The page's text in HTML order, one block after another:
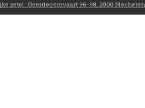
zetel: Geerdegemvaart 96-98, 2800